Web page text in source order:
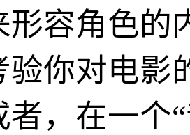
形容角色的
验你对电影
者，在一个